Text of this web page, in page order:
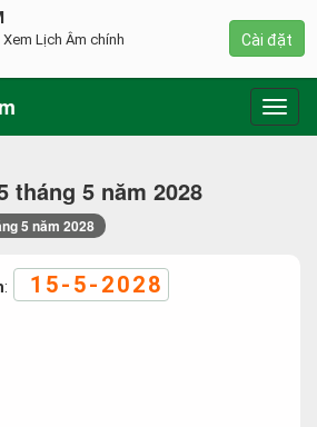
tháng 5 năm 2028
5 năm 2028
: 15-5-2028
Lịch Âm chính
Cài đặt